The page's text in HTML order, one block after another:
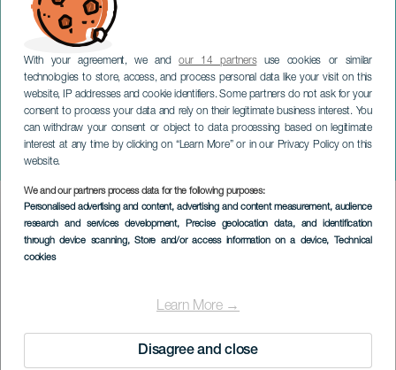
With your agreement, we andour 14 partnersuse cookies or similar
technologies to store, access, and process personal data like your visit on this
website, IP addresses and cookie identifiers. Some partners do not ask for your
consent to process your data and rely on their legitimate business interest. You
can withdraw your consent or object to data processing based on legitimate
interest at any time by clicking on “Learn More” or in our Privacy Policy on this
website.
We and our partners process data for the following purposes:
Personalised advertising and content, advertising and content measurement, audience
research and services development, Precise geolocation data, and identification
through device scanning, Store and/or access information on a device, Technical
cookies
Learn More →
Disagree and close
Classici in Quegles
GRAN CANARIA
Imagen
Listado